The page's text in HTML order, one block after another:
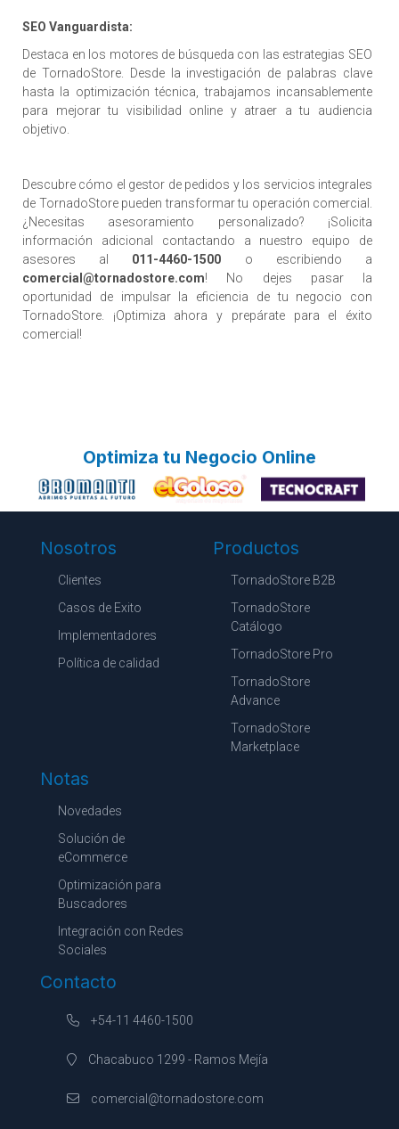
SEO Vanguardista:
Destaca en los motores de búsqueda con las estrategias SEO
de TornadoStore. Desde la investigación de palabras clave
hasta la optimización técnica, trabajamos incansablemente
para mejorar tu visibilidad online y atraer a tu audiencia
objetivo.
Descubre cómo el gestor de pedidos y los servicios integrales
de TornadoStore pueden transformar tu operación comercial.
¿Necesitas asesoramiento personalizado? ¡Solicita
información adicional contactando a nuestro equipo de
asesores al 011-4460-1500 o escribiendo a
comercial@tornadostore.com! No dejes pasar la
oportunidad de impulsar la eficiencia de tu negocio con
TornadoStore. ¡Optimiza ahora y prepárate para el éxito
comercial!
Optimiza tu Negocio Online
Nosotros
Clientes
Casos de Exito
Implementadores
Política de calidad
Productos
TornadoStore B2B
TornadoStore
Catálogo
TornadoStore Pro
TornadoStore
Advance
TornadoStore
Marketplace
Notas
Novedades
Solución de
eCommerce
Optimización para
Buscadores
Integración con Redes
Sociales
Contacto
+54-11 4460-1500
Chacabuco 1299 - Ramos Mejía
comercial@tornadostore.com